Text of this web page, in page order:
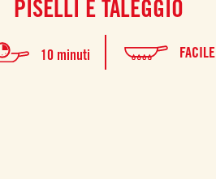
PISELLI E TALEGGIO
10 minuti FACILE